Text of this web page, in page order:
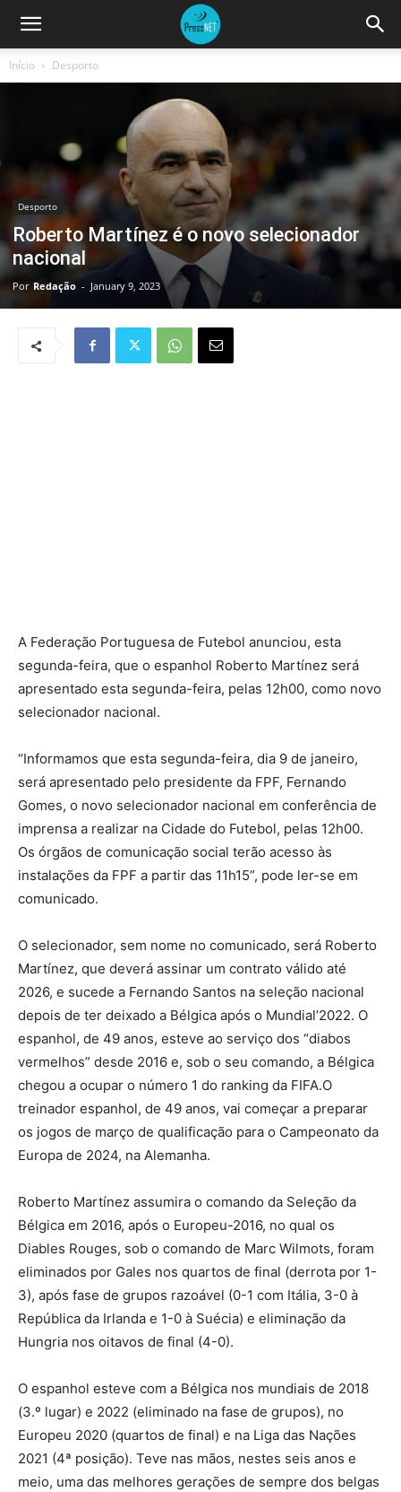
Início Desporto
Desporto
Roberto Martínez é o novo selecionador
nacional
Por Redação - January 9, 2023
A Federação Portuguesa de Futebol anunciou, esta
segunda-feira, que o espanhol Roberto Martínez será
apresentado esta segunda-feira, pelas 12h00, como novo
selecionador nacional.
“Informamos que esta segunda-feira, dia 9 de janeiro,
será apresentado pelo presidente da FPF, Fernando
Gomes, o novo selecionador nacional em conferência de
imprensa a realizar na Cidade do Futebol, pelas 12h00.
Os órgãos de comunicação social terão acesso às
instalações da FPF a partir das 11h15”, pode ler-se em
comunicado.
O selecionador, sem nome no comunicado, será Roberto
Martínez, que deverá assinar um contrato válido até
2026, e sucede a Fernando Santos na seleção nacional
depois de ter deixado a Bélgica após o Mundial’2022. O
espanhol, de 49 anos, esteve ao serviço dos “diabos
vermelhos” desde 2016 e, sob o seu comando, a Bélgica
chegou a ocupar o número 1 do ranking da FIFA.O
treinador espanhol, de 49 anos, vai começar a preparar
os jogos de março de qualificação para o Campeonato da
Europa de 2024, na Alemanha.
Roberto Martínez assumira o comando da Seleção da
Bélgica em 2016, após o Europeu-2016, no qual os
Diables Rouges, sob o comando de Marc Wilmots, foram
eliminados por Gales nos quartos de final (derrota por 1-
3), após fase de grupos razoável (0-1 com Itália, 3-0 à
República da Irlanda e 1-0 à Suécia) e eliminação da
Hungria nos oitavos de final (4-0).
O espanhol esteve com a Bélgica nos mundiais de 2018
(3.º lugar) e 2022 (eliminado na fase de grupos), no
Europeu 2020 (quartos de final) e na Liga das Nações
2021 (4ª posição). Teve nas mãos, nestes seis anos e
meio, uma das melhores gerações de sempre dos belgas